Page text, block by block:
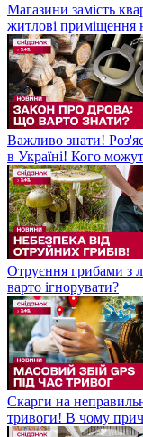
Магазини замість
житлові приміщення
Важливо знати!
в Україні! Кого
Отруєння грибами з
варто ігнорувати?
Скарги на
тривоги! В чому